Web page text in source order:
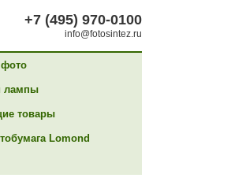
+7 (495) 970-0100
info@fotosintez.ru
лампы
товары
Lomond